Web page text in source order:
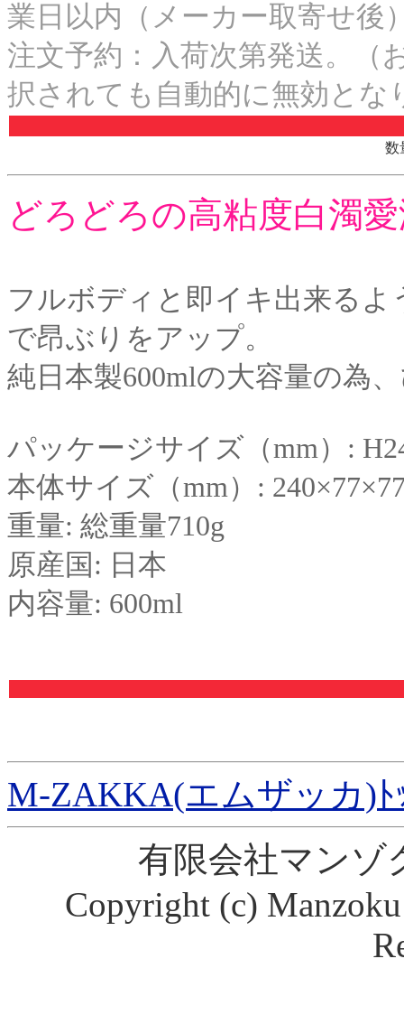
業日以内（メーカー取寄せ後
注文予約：入荷次第発送。（
択されても自動的に無効とな
数
どろどろの高粘度白濁
フルボディと即イキ出来る
で昂ぶりをアップ。
純日本製600mlの大容量の為
パッケージサイズ（mm）:
本体サイズ（mm）:
重量: 総重量710g
原産国: 日本
内容量: 600ml
M-ZAKKA(エムザッカ)ﾄ
有限会社マンゾ
Copyright (c)